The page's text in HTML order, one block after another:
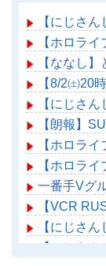
【にじさ
【ホロラ
【ななし
【8/2㈯20
【にじさ
【朗報】
【ホロラ
【ホロラ
一番手Vグ
【VCR
【にじさ
【にじさん